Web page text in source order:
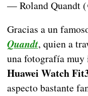
— Roland Quandt
Gracias a un
Quandt, quien a
una fotografía muy
Huawei Watch
aspecto bastante